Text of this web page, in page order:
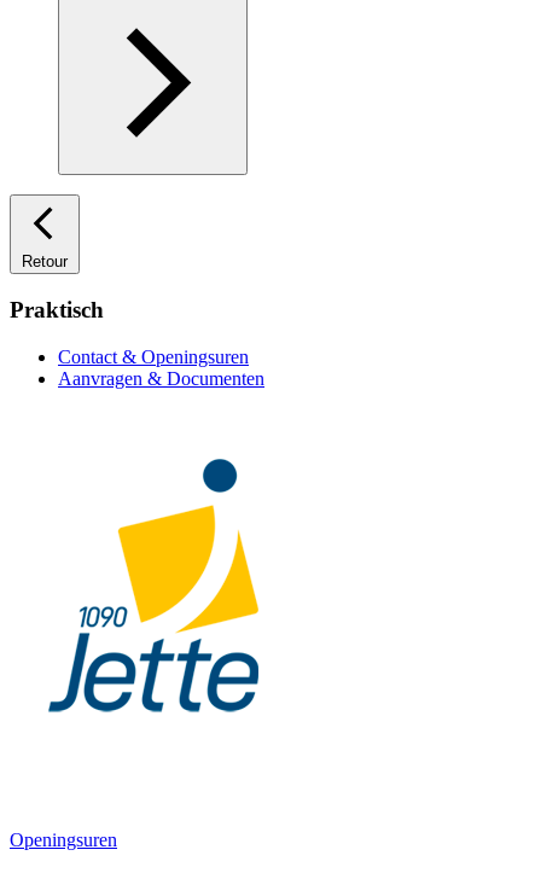
Retour
Praktisch
Contact & Openingsuren
Aanvragen & Documenten
Openingsuren